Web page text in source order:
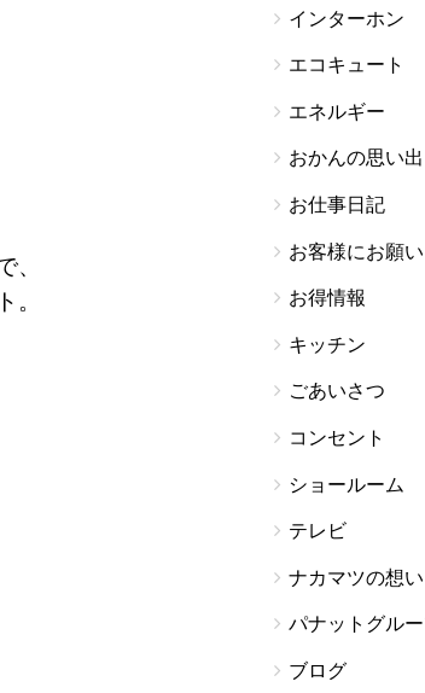
、
。
インターホン
エコキュート
エネルギー
おかんの思い出
お仕事日記
お客様にお願い
お得情報
キッチン
ごあいさつ
コンセント
ショールーム
テレビ
ナカマツの想い
パナットグル
ブログ